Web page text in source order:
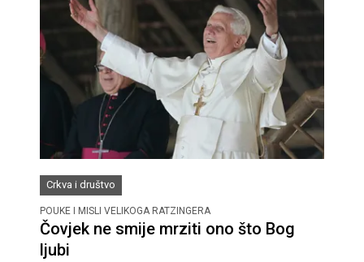
Crkva i društvo
POUKE I MISLI VELIKOGA RATZINGERA
Čovjek ne smije mrziti ono što Bog
ljubi